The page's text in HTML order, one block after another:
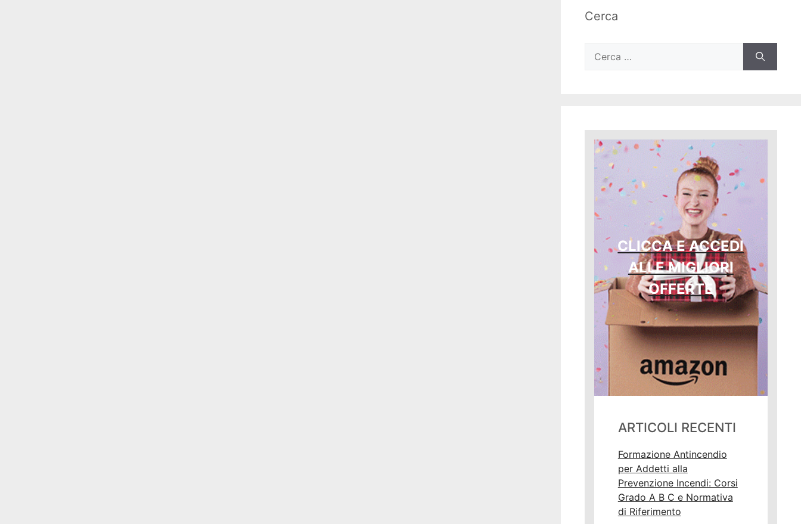
Cerca
per:
CLICCA E ACCEDI
ALLE MIGLIORI
OFFERTE
ARTICOLI RECENTI
Formazione Antincendio
per Addetti alla
Prevenzione Incendi: Corsi
Grado A B C e Normativa
di Riferimento